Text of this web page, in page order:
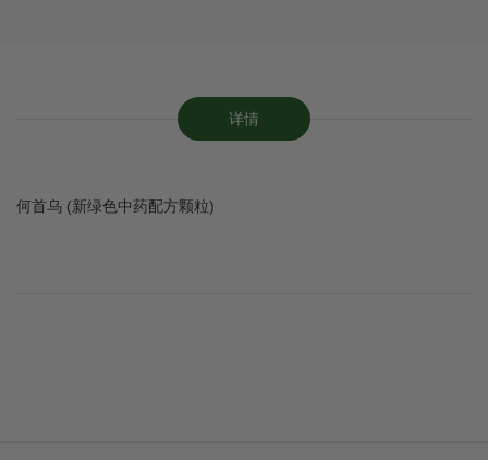
详情
何首乌 (新绿色中药配方颗粒)